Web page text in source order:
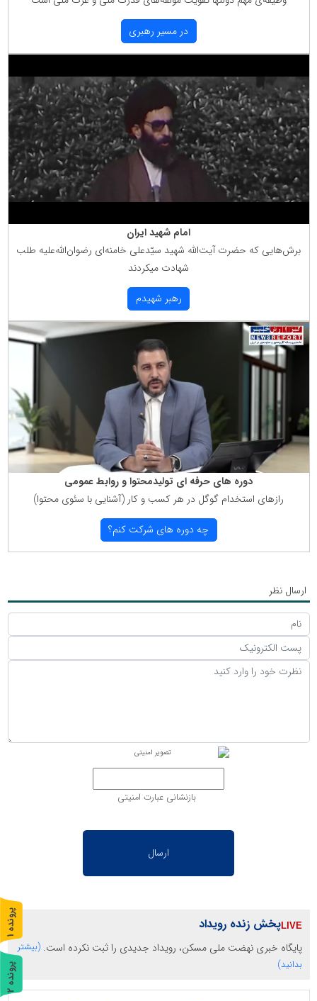
در مسیر رهبری
امام شهید ایران
برش‌هایی كه حضرت آیت‌الله شهید سیّدعلی خامنه‌ای رضوان‌الله‌علیه طلب
شهادت میكردند
رهبر شهیدم
دوره های حرفه ای تولیدمحتوا و روابط عمومی
رازهای استخدام گوگل در هر كسب و كار (آشنایی با سئوی محتوا)
چه دوره های شركت كنم؟
ارسال نظر
بازنشانی عبارت امنیتی
پخش زنده رویداد
پایگاه خبری نهضت ملی مسکن، رویداد جدیدی را ثبت نکرده است. (بیشتر
بدانید)
پ
ر
و
ن
د
ه
1
پ
ر
و
ن
د
ه
2